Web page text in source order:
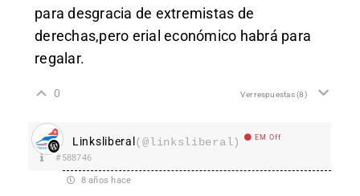
para desgracia de extremistas de
derechas,pero erial económico habrá para
regalar.
0 Ver respuestas(8)
Linksliberal(@linksliberal) EM Off
#588746
8 años hace